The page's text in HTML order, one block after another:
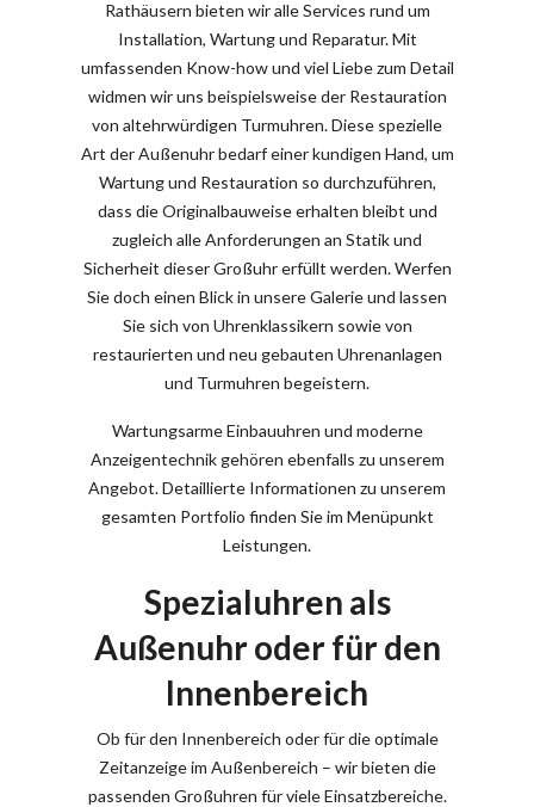
Rathäusern bieten wir alle Services rund um
Installation, Wartung und Reparatur. Mit
umfassenden Know-how und viel Liebe zum Detail
widmen wir uns beispielsweise der Restauration
von altehrwürdigen Turmuhren. Diese spezielle
Art der Außenuhr bedarf einer kundigen Hand, um
Wartung und Restauration so durchzuführen,
dass die Originalbauweise erhalten bleibt und
zugleich alle Anforderungen an Statik und
Sicherheit dieser Großuhr erfüllt werden. Werfen
Sie doch einen Blick in unsere Galerie und lassen
Sie sich von Uhrenklassikern sowie von
restaurierten und neu gebauten Uhrenanlagen
und Turmuhren begeistern.
Wartungsarme Einbauuhren und moderne
Anzeigentechnik gehören ebenfalls zu unserem
Angebot. Detaillierte Informationen zu unserem
gesamten Portfolio finden Sie im Menüpunkt
Leistungen.
Spezialuhren als
Außenuhr oder für den
Innenbereich
Ob für den Innenbereich oder für die optimale
Zeitanzeige im Außenbereich – wir bieten die
passenden Großuhren für viele Einsatzbereiche.